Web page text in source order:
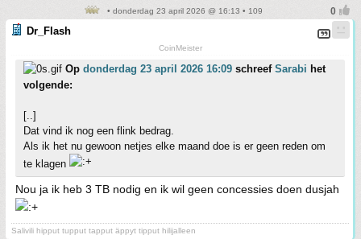
• donderdag 23 april 2026 @ 16:13 • 109
Dr_Flash
CoinMeister
Op donderdag 23 april 2026 16:09 schreef Sarabi het
volgende:
[..]
Dat vind ik nog een flink bedrag.
Als ik het nu gewoon netjes elke maand doe is er geen reden om
te klagen
Nou ja ik heb 3 TB nodig en ik wil geen concessies doen dusjah
Salivili hipput tupput tapput äppyt tipput hilijalleen